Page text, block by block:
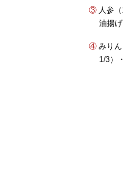
③ 人参
油揚
④ みりん（大さじ2）・醤油（大さじ1と1/2）・砂糖（小さじ1）・だしの素（小さじ
1/3）